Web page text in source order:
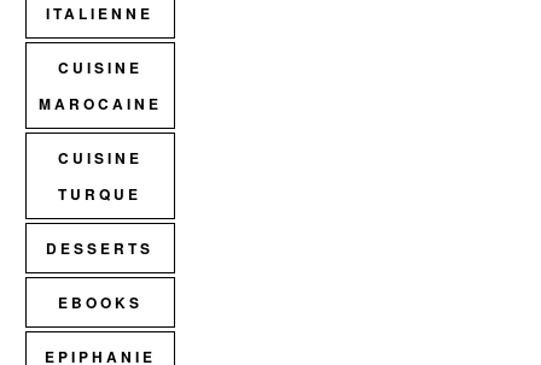
ITALIENNE
CUISINE
MAROCAINE
CUISINE
TURQUE
DESSERTS
EBOOKS
EPIPHANIE